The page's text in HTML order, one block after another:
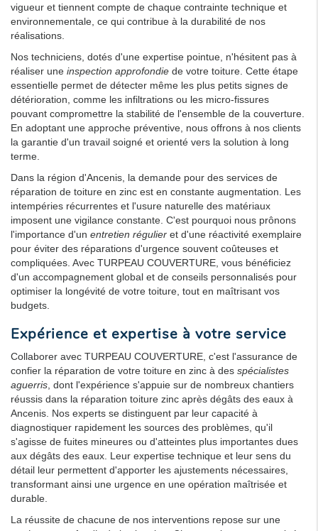
vigueur et tiennent compte de chaque contrainte technique et
environnementale, ce qui contribue à la durabilité de nos
réalisations.
Nos techniciens, dotés d'une expertise pointue, n'hésitent pas à
réaliser une inspection approfondie de votre toiture. Cette étape
essentielle permet de détecter même les plus petits signes de
détérioration, comme les infiltrations ou les micro-fissures
pouvant compromettre la stabilité de l'ensemble de la couverture.
En adoptant une approche préventive, nous offrons à nos clients
la garantie d'un travail soigné et orienté vers la solution à long
terme.
Dans la région d'Ancenis, la demande pour des services de
réparation de toiture en zinc est en constante augmentation. Les
intempéries récurrentes et l'usure naturelle des matériaux
imposent une vigilance constante. C'est pourquoi nous prônons
l'importance d'un entretien régulier et d'une réactivité exemplaire
pour éviter des réparations d'urgence souvent coûteuses et
compliquées. Avec TURPEAU COUVERTURE, vous bénéficiez
d'un accompagnement global et de conseils personnalisés pour
optimiser la longévité de votre toiture, tout en maîtrisant vos
budgets.
Expérience et expertise à votre service
Collaborer avec TURPEAU COUVERTURE, c'est l'assurance de
confier la réparation de votre toiture en zinc à des spécialistes
aguerris, dont l'expérience s'appuie sur de nombreux chantiers
réussis dans la réparation toiture zinc après dégâts des eaux à
Ancenis. Nos experts se distinguent par leur capacité à
diagnostiquer rapidement les sources des problèmes, qu'il
s'agisse de fuites mineures ou d'atteintes plus importantes dues
aux dégâts des eaux. Leur expertise technique et leur sens du
détail leur permettent d'apporter les ajustements nécessaires,
transformant ainsi une urgence en une opération maîtrisée et
durable.
La réussite de chacune de nos interventions repose sur une